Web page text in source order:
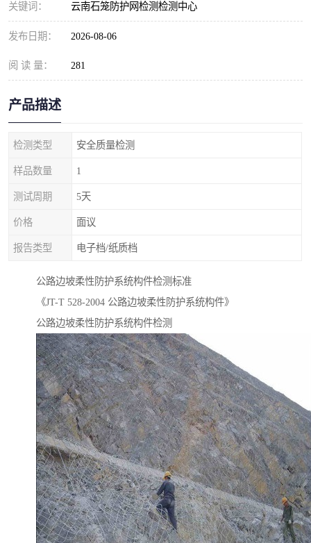
关键词： 云南石笼防护网检测检测中心
发布日期： 2026-08-06
阅 读 量： 281
产品描述
检测类型 安全质量检测
样品数量 1
测试周期 5天
价格 面议
报告类型 电子档/纸质档
公路边坡柔性防护系统构件检测标准
《JT-T 528-2004 公路边坡柔性防护系统构件》
公路边坡柔性防护系统构件检测